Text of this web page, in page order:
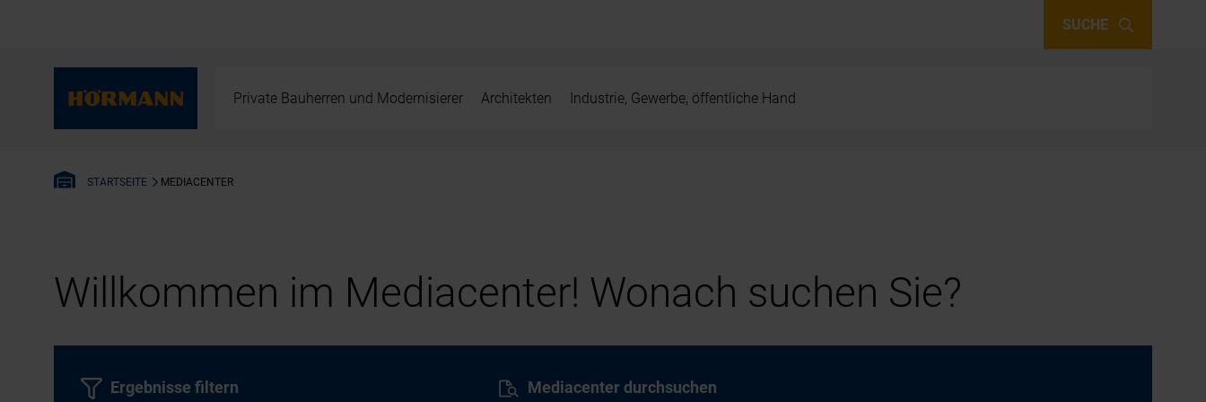
SUCHE
Private Bauherren und Modernisierer Architekten Industrie, Gewerbe, öffentliche Hand
STARTSEITE MEDIACENTER
Willkommen im Mediacenter! Wonach suchen Sie?
Mediacenter durchsuchen
Ergebnisse filtern